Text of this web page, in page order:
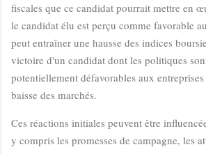
fiscales que ce candidat pourrait mettre en
le candidat élu est perçu comme favorable
peut entraîner une hausse des indices
victoire d'un candidat dont les politiques
potentiellement défavorables aux
baisse des marchés.
Ces réactions initiales peuvent être
y compris les promesses de campagne, les